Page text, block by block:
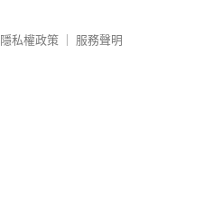
隱私權政策 服務聲明